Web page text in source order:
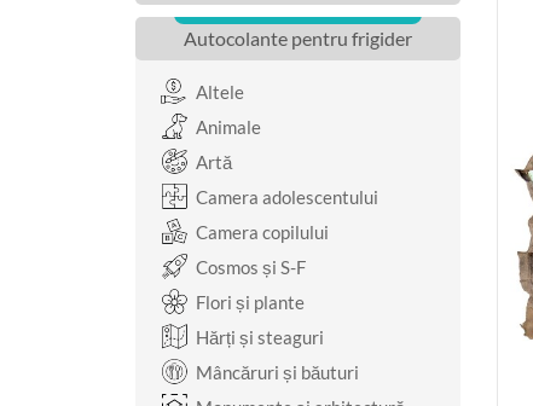
Autocolante pentru frigider
Altele
Animale
Artă
Camera adolescentului
Camera copilului
Cosmos și S-F
Flori și plante
Hărți și steaguri
Mâncăruri și băuturi